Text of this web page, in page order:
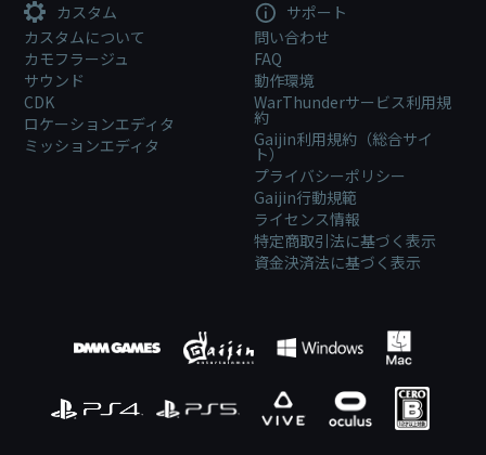
カスタム
カスタムについて
カモフラージュ
サウンド
CDK
ロケーションエディタ
ミッションエディタ
サポート
問い合わせ
FAQ
動作環境
WarThunderサービス利用規
約
Gaijin利用規約（総合サイ
ト）
プライバシーポリシー
Gaijin行動規範
ライセンス情報
特定商取引法に基づく表示
資金決済法に基づく表示